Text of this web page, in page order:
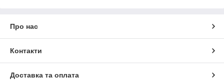
Про нас
Контакти
Доставка та оплата